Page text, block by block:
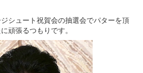
シュート祝賀会の抽選会でパターを頂
頑張るつもりです。